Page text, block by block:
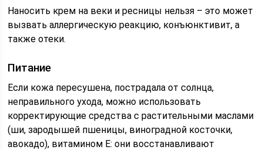
Наносить крем на веки и ресницы нельзя – это может
вызвать аллергическую реакцию, конъюнктивит, а
также отеки.
Питание
Если кожа пересушена, пострадала от солнца,
неправильного ухода, можно использовать
корректирующие средства с растительными маслами
(ши, зародышей пшеницы, виноградной косточки,
авокадо), витамином Е: они восстанавливают